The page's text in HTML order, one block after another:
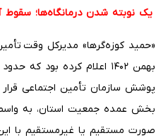
یک نوبته شدن درمانگاه‌ها؛ سقوط
پوشش سازمان تأمین اجتماعی
بخش عمده جمعیت استان، به
صورت مستقیم یا غیرمستقیم با